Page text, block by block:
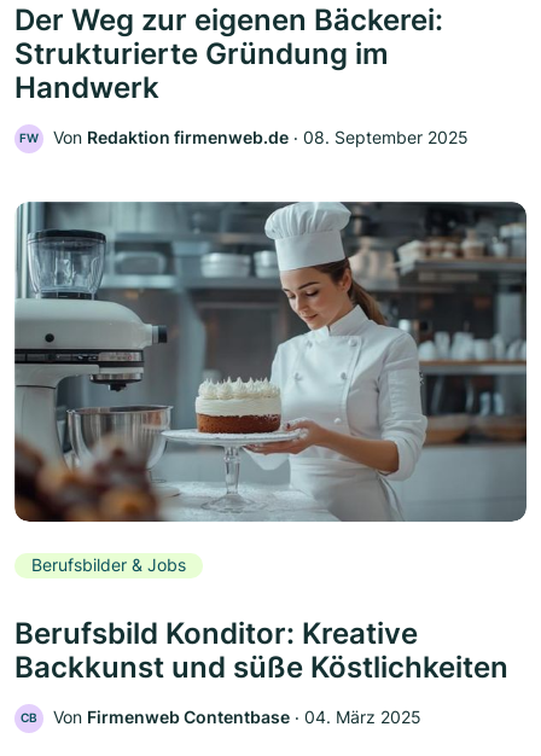
Der Weg zur eigenen Bäckerei:
Strukturierte Gründung im
Handwerk
FW Von Redaktion firmenweb.de ‧ 08. September 2025
Berufsbilder & Jobs
Berufsbild Konditor: Kreative
Backkunst und süße Köstlichkeiten
CB Von Firmenweb Contentbase ‧ 04. März 2025